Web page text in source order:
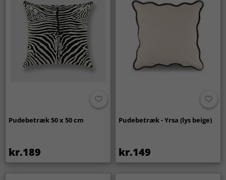
Pudebetræk 50 x 50 cm
kr.189
Pudebetræk - Yrsa (lys beige)
kr.149